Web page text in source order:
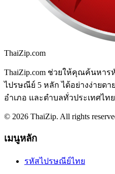
ThaiZip.com
ThaiZip.com ช่วยให้คุณค้นหา
ไปรษณีย์ 5 หลัก ได้อย่างง่ายด
อำเภอ และตำบลทั่วประเทศไทย
© 2026 ThaiZip. All rights
เมนูหลัก
รหัสไปรษณีย์ไทย